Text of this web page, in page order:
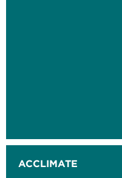
ACCLIMATE